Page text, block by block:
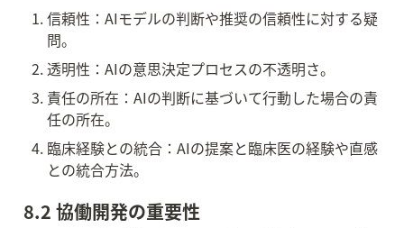
信頼性：AIモデルの判断や推奨の信頼性に対する疑
問。
透明性：AIの意思決定プロセスの不透明さ。
責任の所在：AIの判断に基づいて行動した場合の責
任の所在。
臨床経験との統合：AIの提案と臨床医の経験や直感
との統合方法。
8.2 協働開発の重要性